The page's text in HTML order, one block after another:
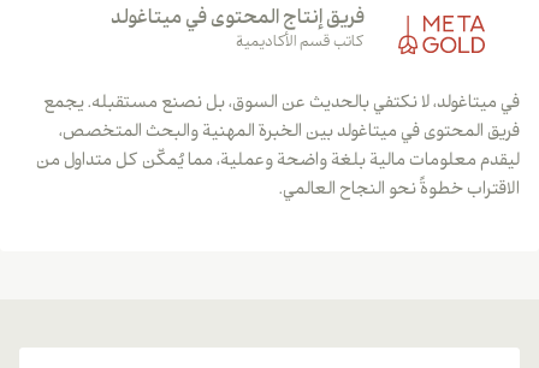
فريق إنتاج المحتوى في ميتاغولد
كاتب قسم الأكاديمية
في ميتاغولد، لا نكتفي بالحديث عن السوق، بل نصنع مستقبله. يجمع
فريق المحتوى في ميتاغولد بين الخبرة المهنية والبحث المتخصص،
ليقدم معلومات مالية بلغة واضحة وعملية، مما يُمكّن كل متداول من
الاقتراب خطوةً نحو النجاح العالمي.